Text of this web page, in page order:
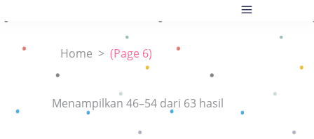
Home > (Page 6)
Menampilkan 46–54 dari 63 hasil